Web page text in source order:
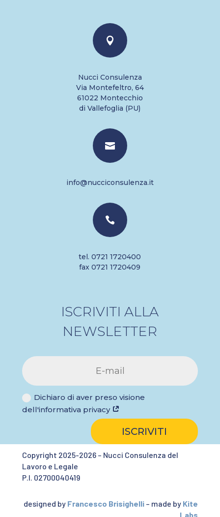

Nucci Consulenza
Via Montefeltro, 64
61022 Montecchio
di Vallefoglia (PU)

info@nucciconsulenza.it

tel. 0721 1720400
fax 0721 1720409
ISCRIVITI ALLA
NEWSLETTER
Dichiaro di aver preso visione
dell'informativa privacy
ISCRIVITI
Copyright 2025-2026 – Nucci Consulenza del
Lavoro e Legale
P.I. 02700040419
designed by Francesco Brisighelli – made by Kite
Labs